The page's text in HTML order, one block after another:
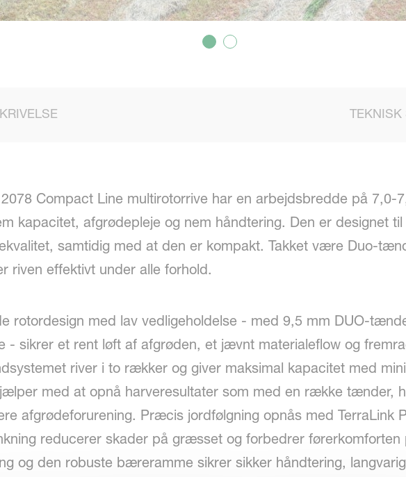
TEKNISK
Compact Line multirotorrive har en arbejdsbredde på 7,0-
kapacitet, afgrødepleje og nem håndtering. Den er designet
samtidig med at den er kompakt. Takket være Duo-
riven effektivt under alle forhold.
rotordesign med lav vedligeholdelse - med 9,5 mm DUO-
- sikrer et rent løft af afgrøden, et jævnt materialeflow og
river i to rækker og giver maksimal kapacitet med
med at opnå harveresultater som med en række tænder,
afgrødeforurening. Præcis jordfølgning opnås med TerraLink
reducerer skader på græsset og forbedrer førerkomforten
og den robuste bæreramme sikrer sikker håndtering,